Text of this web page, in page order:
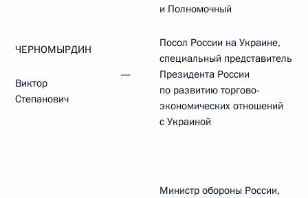
ЧЕРНОМЫРДИН
Виктор
Степанович
—
и Полномочный
Посол России на Украине,
специальный представитель
Президента России
по развитию торгово-
экономических отношений
с Украиной
Министр обороны России,